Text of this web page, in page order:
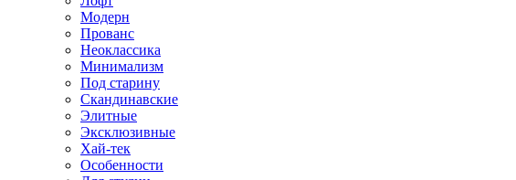
Модерн
Прованс
Неоклассика
Минимализм
Под старину
Скандинавские
Элитные
Эксклюзивные
Хай-тек
Особенности